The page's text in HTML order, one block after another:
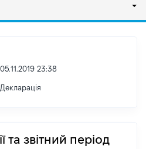
05.11.2019 23:38
Декларація
та звітний період